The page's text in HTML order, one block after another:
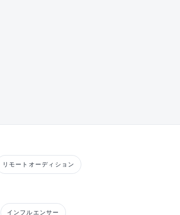
リモートオーディション
インフルエンサー